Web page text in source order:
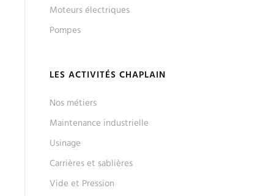
Moteurs électriques
Pompes
LES ACTIVITÉS CHAPLAIN
Nos métiers
Maintenance industrielle
Usinage
Carrières et sablières
Vide et Pression